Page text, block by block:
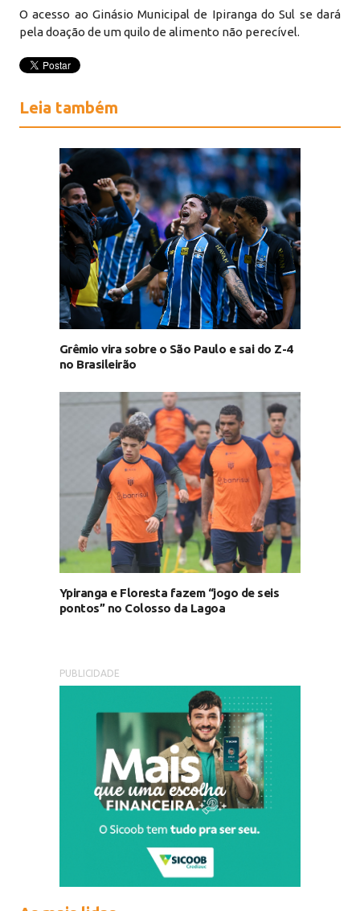
O acesso ao Ginásio Municipal de Ipiranga do Sul se dará
pela doação de um quilo de alimento não perecível.
Leia também
Grêmio vira sobre o São Paulo e sai do Z-4
no Brasileirão
Ypiranga e Floresta fazem “jogo de seis
pontos” no Colosso da Lagoa
PUBLICIDADE